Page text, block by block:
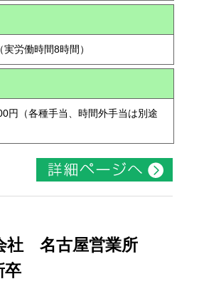
労働時間8時間）
円（各種手当、時間外手当は別途
社 名古屋営業所
卒